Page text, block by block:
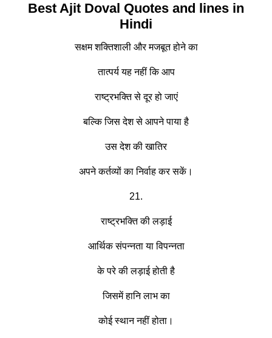
Best Ajit Doval Quotes and lines in
Hindi
सक्षम शक्तिशाली और मजबूत होने का
तात्पर्य यह नहीं कि आप
राष्ट्रभक्ति से दूर हो जाएं
बल्कि जिस देश से आपने पाया है
उस देश की खातिर
अपने कर्तव्यों का निर्वाह कर सकें।
21.
राष्ट्रभक्ति की लड़ाई
आर्थिक संपन्नता या विपन्नता
के परे की लड़ाई होती है
जिसमें हानि लाभ का
कोई स्थान नहीं होता।